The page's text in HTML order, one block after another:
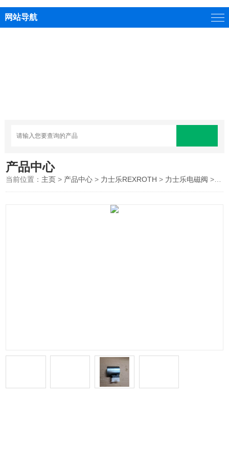
网站导航
产品中心
当前位置： 主页 > 产品中心 > 力士乐REXROTH > 力士乐电磁阀 >REXROTH/德国力士乐电磁阀线圈